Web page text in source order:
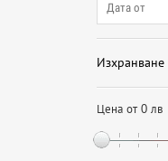
Изхранване
Цена от 0 лв